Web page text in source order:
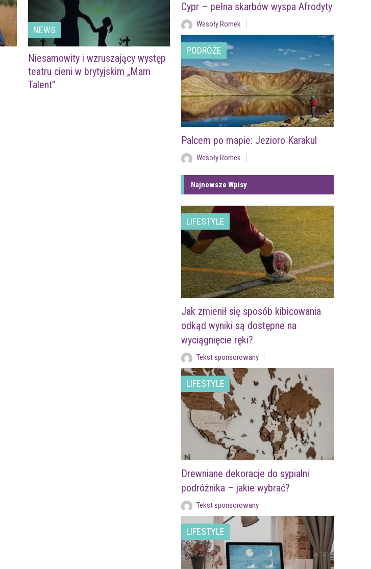
NEWS
Niesamowity i wzruszający występ
teatru cieni w brytyjskim „Mam
Talent”
Cypr – pełna skarbów wyspa Afrodyty
Wesoły Romek
PODRÓŻE
Palcem po mapie: Jezioro Karakul
Wesoły Romek
Najnowsze Wpisy
LIFESTYLE
Jak zmienił się sposób kibicowania
odkąd wyniki są dostępne na
wyciągnięcie ręki?
Tekst sponsorowany
LIFESTYLE
Drewniane dekoracje do sypialni
podróżnika – jakie wybrać?
Tekst sponsorowany
LIFESTYLE